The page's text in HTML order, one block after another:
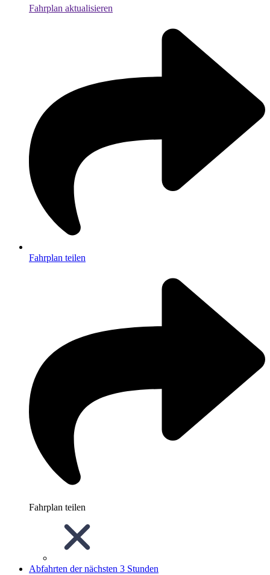
Fahrplan aktualisieren
Fahrplan teilen
Fahrplan teilen
Abfahrten der nächsten 3 Stunden